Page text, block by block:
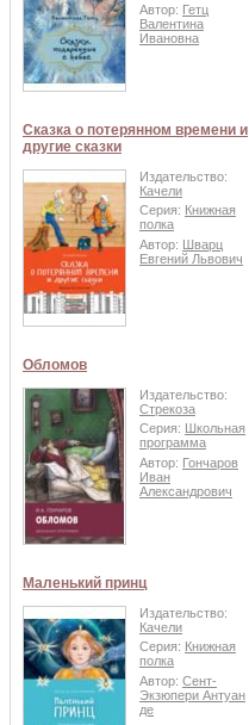
Автор: Гетц
Валентина
Ивановна
Сказка о потерянном времени и
другие сказки
Издательство:
Качели
Серия: Книжная
полка
Автор: Шварц
Евгений Львович
Обломов
Издательство:
Стрекоза
Серия: Школьная
программа
Автор: Гончаров
Иван
Александрович
Маленький принц
Издательство:
Качели
Серия: Книжная
полка
Автор: Сент-
Экзюпери Антуан
де